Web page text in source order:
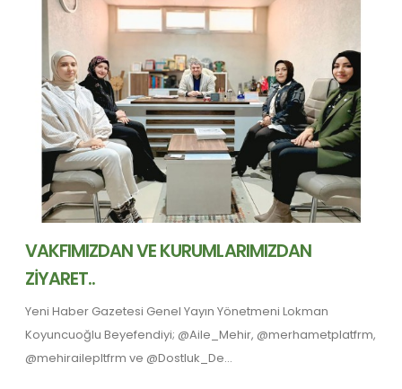
VAKFIMIZDAN VE KURUMLARIMIZDAN
ZİYARET..
Yeni Haber Gazetesi Genel Yayın Yönetmeni Lokman
Koyuncuoğlu Beyefendiyi; @Aile_Mehir, @merhametplatfrm,
@mehirailepltfrm ve @Dostluk_De...